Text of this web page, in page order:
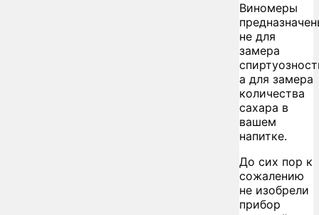
Виномеры
не для
замера
а для замера
количества
сахара в
вашем
напитке.
До сих пор к
сожалению
не изобрели
прибор